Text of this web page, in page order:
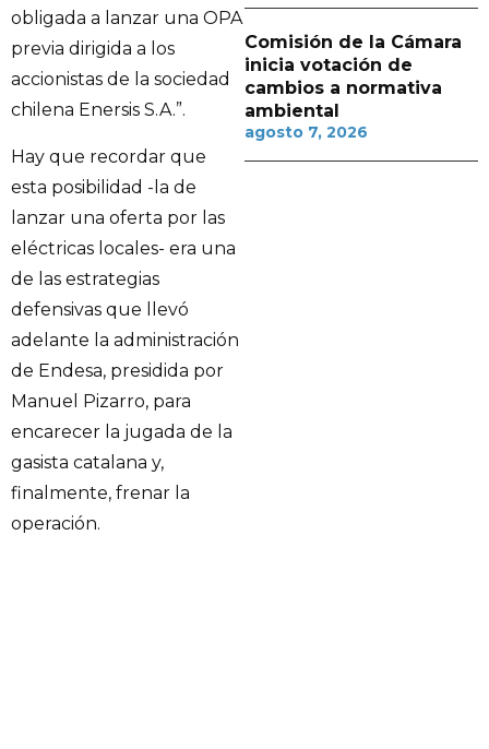
obligada a lanzar una OPA
previa dirigida a los
accionistas de la sociedad
chilena Enersis S.A.”.
Hay que recordar que
esta posibilidad -la de
lanzar una oferta por las
eléctricas locales- era una
de las estrategias
defensivas que llevó
adelante la administración
de Endesa, presidida por
Manuel Pizarro, para
encarecer la jugada de la
gasista catalana y,
finalmente, frenar la
operación.
Comisión de la Cámara
inicia votación de
cambios a normativa
ambiental
agosto 7, 2026